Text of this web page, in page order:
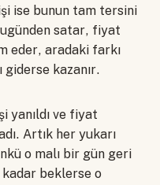
ise bunun tam tersini
satar, fiyat
eder, aradaki farkı
kazanır.
yanıldı ve fiyat
Artık her yukarı
o malı bir gün geri
beklerse o